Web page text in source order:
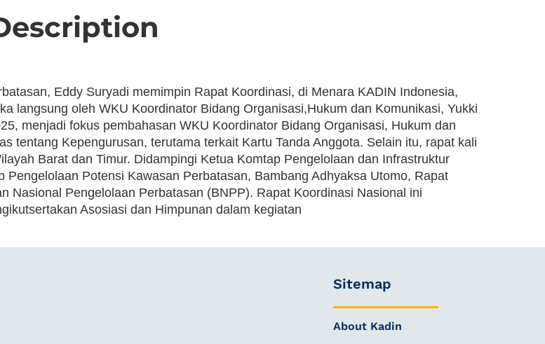
Eddy Suryadi memimpin Rapat Koordinasi, di Menara KADIN Indonesia,
langsung oleh WKU Koordinator Bidang Organisasi,Hukum dan Komunikasi, Yukki
menjadi fokus pembahasan WKU Koordinator Bidang Organisasi, Hukum dan
tentang Kepengurusan, terutama terkait Kartu Tanda Anggota. Selain itu, rapat kali
Barat dan Timur. Didampingi Ketua Komtap Pengelolaan dan Infrastruktur
Potensi Kawasan Perbatasan, Bambang Adhyaksa Utomo, Rapat
Nasional Pengelolaan Perbatasan (BNPP). Rapat Koordinasi Nasional ini
Asosiasi dan Himpunan dalam kegiatan
Sitemap
About Kadin